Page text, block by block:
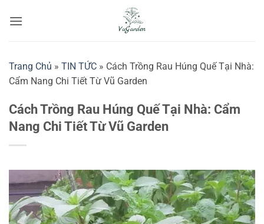
qua
Trang Chủ » TIN TỨC » Cách Trồng Rau Húng Quế Tại Nhà:
Cẩm Nang Chi Tiết Từ Vũ Garden
Cách Trồng Rau Húng Quế Tại Nhà: Cẩm
Nang Chi Tiết Từ Vũ Garden